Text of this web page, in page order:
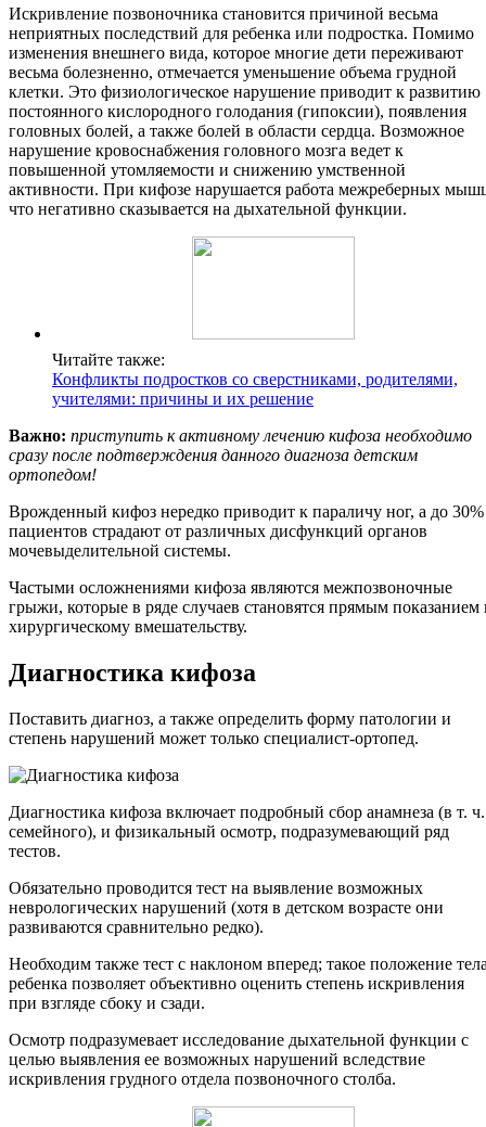
Искривление позвоночника становится причиной весьма
неприятных последствий для ребенка или подростка. Помимо
изменения внешнего вида, которое многие дети переживают
весьма болезненно, отмечается уменьшение объема грудной
клетки. Это физиологическое нарушение приводит к развитию
постоянного кислородного голодания (гипоксии), появления
головных болей, а также болей в области сердца. Возможное
нарушение кровоснабжения головного мозга ведет к
повышенной утомляемости и снижению умственной
активности. При кифозе нарушается работа межреберных
что негативно сказывается на дыхательной функции.
Читайте также:
Конфликты подростков со сверстниками, родителями,
учителями: причины и их решение
Важно: приступить к активному лечению кифоза необходимо
сразу после подтверждения данного диагноза детским
ортопедом!
Врожденный кифоз нередко приводит к параличу ног, а до 30%
пациентов страдают от различных дисфункций органов
мочевыделительной системы.
Частыми осложнениями кифоза являются межпозвоночные
грыжи, которые в ряде случаев становятся прямым показанием
хирургическому вмешательству.
Диагностика кифоза
Поставить диагноз, а также определить форму патологии и
степень нарушений может только специалист-ортопед.
Диагностика кифоза включает подробный сбор анамнеза (в т. ч.
семейного), и физикальный осмотр, подразумевающий ряд
тестов.
Обязательно проводится тест на выявление возможных
неврологических нарушений (хотя в детском возрасте они
развиваются сравнительно редко).
Необходим также тест с наклоном вперед; такое положение
ребенка позволяет объективно оценить степень искривления
при взгляде сбоку и сзади.
Осмотр подразумевает исследование дыхательной функции с
целью выявления ее возможных нарушений вследствие
искривления грудного отдела позвоночного столба.